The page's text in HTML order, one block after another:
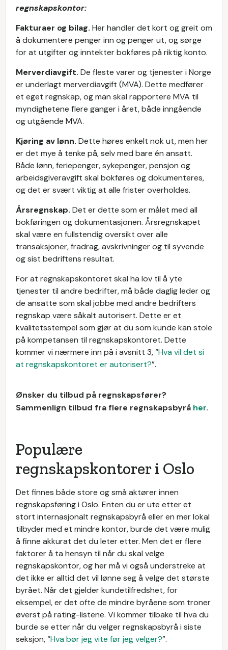
regnskapskontor:
Fakturaer og bilag. Her handler det kort og greit om
å dokumentere penger inn og penger ut, og sørge
for at utgifter og inntekter bokføres på riktig konto.
Merverdiavgift. De fleste varer og tjenester i Norge
er underlagt merverdiavgift (MVA). Dette medfører
et eget regnskap, og man skal rapportere MVA til
myndighetene flere ganger i året, både inngående
og utgående MVA.
Kjøring av lønn. Dette høres enkelt nok ut, men her
er det mye å tenke på, selv med bare én ansatt.
Både lønn, feriepenger, sykepenger, pensjon og
arbeidsgiveravgift skal bokføres og dokumenteres,
og det er svært viktig at alle frister overholdes.
Årsregnskap. Det er dette som er målet med all
bokføringen og dokumentasjonen. Årsregnskapet
skal være en fullstendig oversikt over alle
transaksjoner, fradrag, avskrivninger og til syvende
og sist bedriftens resultat.
For at regnskapskontoret skal ha lov til å yte
tjenester til andre bedrifter, må både daglig leder og
de ansatte som skal jobbe med andre bedrifters
regnskap være såkalt autorisert. Dette er et
kvalitetsstempel som gjør at du som kunde kan stole
på kompetansen til regnskapskontoret. Dette
kommer vi nærmere inn på i avsnitt 3, “Hva vil det si
at regnskapskontoret er autorisert?”.
Ønsker du tilbud på regnskapsfører?
Sammenlign tilbud fra flere regnskapsbyrå her.
Populære
regnskapskontorer i Oslo
Det finnes både store og små aktører innen
regnskapsføring i Oslo. Enten du er ute etter et
stort internasjonalt regnskapsbyrå eller en mer lokal
tilbyder med et mindre kontor, burde det være mulig
å finne akkurat det du leter etter. Men det er flere
faktorer å ta hensyn til når du skal velge
regnskapskontor, og her må vi også understreke at
det ikke er alltid det vil lønne seg å velge det største
byrået. Når det gjelder kundetilfredshet, for
eksempel, er det ofte de mindre byråene som troner
øverst på rating-listene. Vi kommer tilbake til hva du
burde se etter når du velger regnskapsbyrå i siste
seksjon, “Hva bør jeg vite før jeg velger?”.